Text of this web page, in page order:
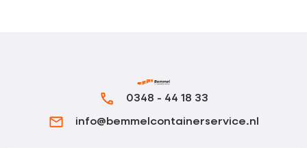
0348 - 44 18 33
info@bemmelcontainerservice.nl